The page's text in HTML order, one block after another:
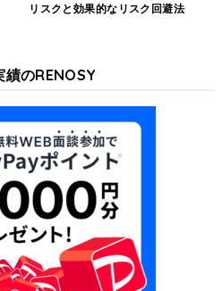
リスクと効果的なリスク回避法
績のRENOSY